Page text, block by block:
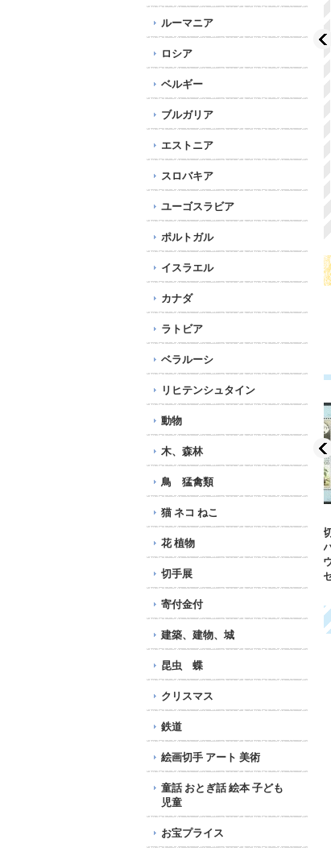
ルーマニア
ロシア
ベルギー
ブルガリア
エストニア
スロバキア
ユーゴスラビア
ポルトガル
イスラエル
カナダ
ラトビア
ベラルーシ
リヒテンシュタイン
動物
木、森林
鳥 猛禽類
猫 ネコ ねこ
花 植物
切手展
寄付金付
建築、建物、城
昆虫 蝶
クリスマス
鉄道
絵画切手 アート 美術
童話 おとぎ話 絵本 子ども
児童
お宝プライス
ブルガリア切手 1967
カ コウライキジ 6種
年 鳥シュバシコウ ニ
シコウライウグイス タ
イリクハクセキレイ 3種
971円